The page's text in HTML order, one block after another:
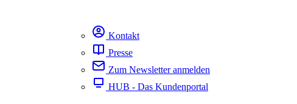
Kontakt
Presse
Zum Newsletter anmelden
HUB - Das Kundenportal